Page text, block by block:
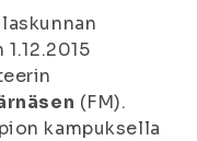
(FM).
kampuksella